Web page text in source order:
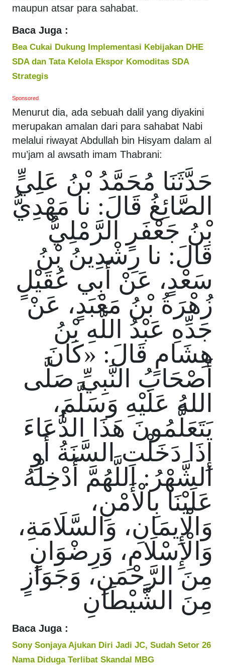
maupun atsar para sahabat.
Baca Juga :
Bea Cukai Dukung Implementasi Kebijakan DHE
SDA dan Tata Kelola Ekspor Komoditas SDA
Strategis
Sponsored
Menurut dia, ada sebuah dalil yang diyakini
merupakan amalan dari para sahabat Nabi
melalui riwayat Abdullah bin Hisyam dalam al
mu’jam al awsath imam Thabrani:
حَدَّثَنَا مُحَمَّدُ بْنُ عَلِيٍّ
الصَّائِغُ قَالَ: نا مَهْدِيُّ
بْنُ جَعْفَرٍ الرَّمْلِيُّ
قَالَ: نا رِشْدِينُ بْنُ
سَعْدٍ، عَنْ أَبِي عُقَيْلٍ
زُهْرَةُ بْنُ مَعْبَدٍ، عَنْ
جَدِّهِ عَبْدُ اللَّهِ بْنُ
هِشَامٍ قَالَ: «كَانَ
أَصْحَابُ النَّبِيِّ صَلَّى
اللهُ عَلَيْهِ وَسَلَّمَ،
يَتَعَلَّمُونَ هَذَا الدُّعَاءَ
إِذَا دَخَلْتِ السَّنَةُ أَوِ
الشَّهْرُ: اللَّهُمَّ أَدْخِلْهُ
عَلَيْنَا بِالْأَمْنِ،
وَالْإِيمَانِ، وَالسَّلَامَةِ،
وَالْإِسْلَامِ، وَرِضْوَانٍ
مِنَ الرَّحْمَنِ، وَجَوَازٍ
مِنَ الشَّيْطَانِ
Baca Juga :
Sony Sonjaya Ajukan Diri Jadi JC, Sudah Setor 26
Nama Diduga Terlibat Skandal MBG